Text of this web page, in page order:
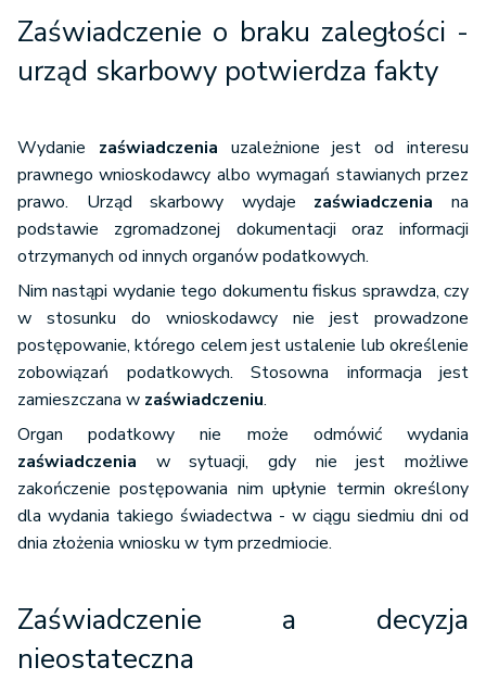
Zaświadczenie o braku zaległości -
urząd skarbowy potwierdza fakty
Wydanie zaświadczenia uzależnione jest od interesu
prawnego wnioskodawcy albo wymagań stawianych przez
prawo. Urząd skarbowy wydaje zaświadczenia na
podstawie zgromadzonej dokumentacji oraz informacji
otrzymanych od innych organów podatkowych.
Nim nastąpi wydanie tego dokumentu fiskus sprawdza, czy
w stosunku do wnioskodawcy nie jest prowadzone
postępowanie, którego celem jest ustalenie lub określenie
zobowiązań podatkowych. Stosowna informacja jest
zamieszczana w zaświadczeniu.
Organ podatkowy nie może odmówić wydania
zaświadczenia w sytuacji, gdy nie jest możliwe
zakończenie postępowania nim upłynie termin określony
dla wydania takiego świadectwa - w ciągu siedmiu dni od
dnia złożenia wniosku w tym przedmiocie.
Zaświadczenie a decyzja
nieostateczna